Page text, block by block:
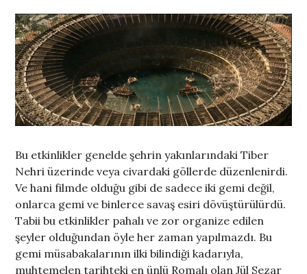
Bu etkinlikler genelde şehrin yakınlarındaki Tiber
Nehri üzerinde veya civardaki göllerde düzenlenirdi.
Ve hani filmde olduğu gibi de sadece iki gemi değil,
onlarca gemi ve binlerce savaş esiri dövüştürülürdü.
Tabii bu etkinlikler pahalı ve zor organize edilen
şeyler olduğundan öyle her zaman yapılmazdı. Bu
gemi müsabakalarının ilki bilindiği kadarıyla,
muhtemelen tarihteki en ünlü Romalı olan Jül Sezar